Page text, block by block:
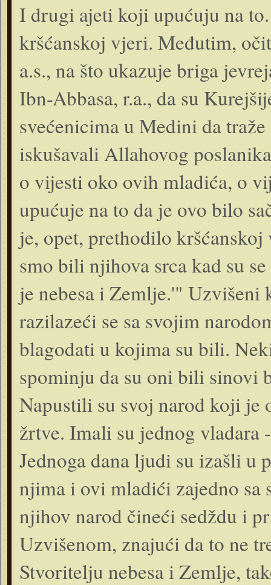
I drugi ajeti koji upućuju na
kršćanskoj vjeri. Međutim,
a.s., na što ukazuje briga
Ibn-Abbasa, r.a., da su
svećenicima u Medini da
iskušavali Allahovog
o vijesti oko ovih mladića, o
upućuje na to da je ovo bilo
je, opet, prethodilo
smo bili njihova srca kad su
je nebesa i Zemlje.'"
razilazeći se sa svojim
blagodati u kojima su bili.
spominju da su oni bili sinovi
Napustili su svoj narod koji je
žrtve. Imali su jednog
Jednoga dana ljudi su izašli u
njima i ovi mladići zajedno
njihov narod čineći sedždu i
Uzvišenom, znajući da to ne
Stvoritelju nebesa i Zemlje,